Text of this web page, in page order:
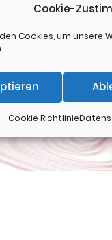
Cookie-
Cookies, um unsere
Cookie Richtlinie